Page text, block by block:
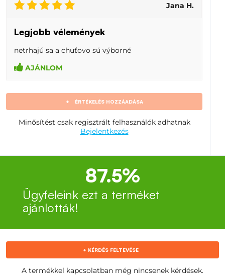
Jana H.
Legjobb vélemények
netrhajú sa a chuťovo sú výborné
AJÁNLOM
+ ÉRTÉKELÉS HOZZÁADÁSA
Minősítést csak regisztrált felhasználók adhatnak
Bejelentkezés
87.5%
Ügyfeleink ezt a terméket
ajánlották!
+ KÉRDÉS FELTEVÉSE
A termékkel kapcsolatban még nincsenek kérdések.